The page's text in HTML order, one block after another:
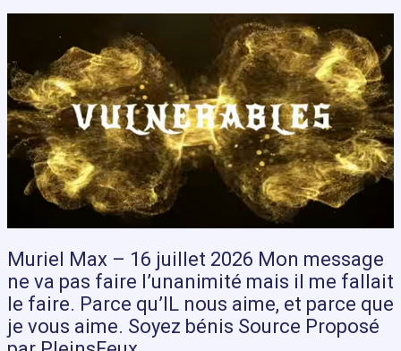
Muriel Max – 16 juillet 2026 Mon message
ne va pas faire l’unanimité mais il me fallait
le faire. Parce qu’IL nous aime, et parce que
je vous aime. Soyez bénis Source Proposé